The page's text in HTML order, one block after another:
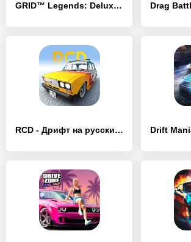
GRID™ Legends: Deluxe Edition
RCD - Дрифт на русских машинах